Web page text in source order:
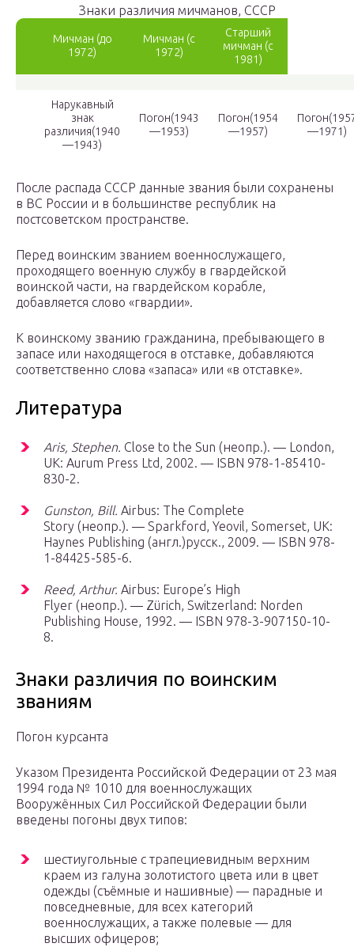
Знаки различия мичманов, СССР
Мичман (до
1972)
Мичман (с
1972)
Старший
мичман (с
1981)
Нарукавный
знак
различия(1940
—1943)
Погон(1943
—1953)
Погон(1954
—1957)
—1971)
После распада СССР данные звания были сохранены
в ВС России и в большинстве республик на
постсоветском пространстве.
Перед воинским званием военнослужащего,
проходящего военную службу в гвардейской
воинской части, на гвардейском корабле,
добавляется слово «гвардии».
К воинскому званию гражданина, пребывающего в
запасе или находящегося в отставке, добавляются
соответственно слова «запаса» или «в отставке».
Литература
Aris, Stephen. Close to the Sun (неопр.). — London,
UK: Aurum Press Ltd, 2002. — ISBN 978-1-85410-
830-2.
Gunston, Bill. Airbus: The Complete
Story (неопр.). — Sparkford, Yeovil, Somerset, UK:
Haynes Publishing (англ.)русск., 2009. — ISBN 978-
1-84425-585-6.
Reed, Arthur. Airbus: Europe’s High
Flyer (неопр.). — Zürich, Switzerland: Norden
Publishing House, 1992. — ISBN 978-3-907150-10-
8.
Знаки различия по воинским
званиям
Погон курсанта
Указом Президента Российской Федерации от 23 мая
1994 года № 1010 для военнослужащих
Вооружённых Сил Российской Федерации были
введены погоны двух типов:
шестиугольные с трапециевидным верхним
краем из галуна золотистого цвета или в цвет
одежды (съёмные и нашивные) — парадные и
повседневные, для всех категорий
военнослужащих, а также полевые — для
высших офицеров;